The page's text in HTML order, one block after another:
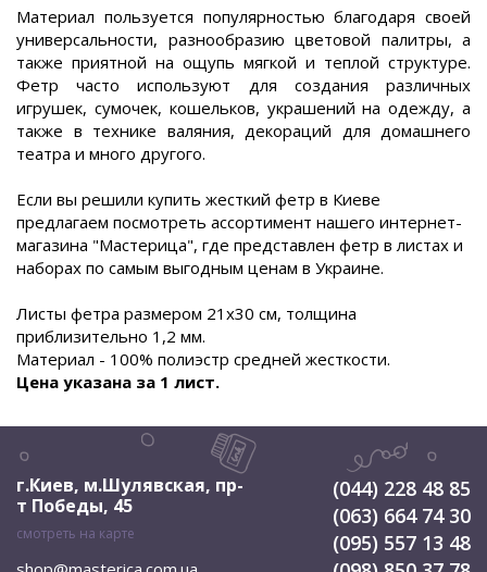
Материал пользуется популярностью благодаря своей
универсальности, разнообразию цветовой палитры, а
также приятной на ощупь мягкой и теплой структуре.
Фетр часто используют для создания различных
игрушек, сумочек, кошельков, украшений на одежду, а
также в технике валяния, декораций для домашнего
театра и много другого.
Если вы решили купить жесткий фетр в Киеве
предлагаем посмотреть ассортимент нашего интернет-
магазина "Мастерица", где представлен фетр в листах и
наборах по самым выгодным ценам в Украине.
Листы фетра размером 21х30 см, толщина
приблизительно 1,2 мм.
Материал - 100% полиэстр средней жесткости.
Цена указана за 1 лист.
г.Киев, м.Шулявская, пр-
т Победы, 45
смотреть на карте
(044) 228 48 85
(063) 664 74 30
(095) 557 13 48